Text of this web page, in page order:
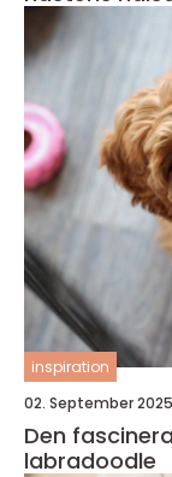
inspiration
02. September 2025
Den
labradoodle